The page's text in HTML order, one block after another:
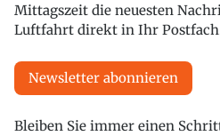
Mittagszeit die neuesten
Luftfahrt direkt in Ihr
Newsletter abonnieren
Bleiben Sie immer einen